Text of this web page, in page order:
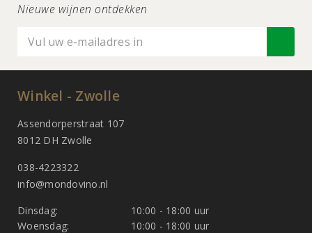
Nieuwe wijnen ontdekken
Winkel - Zwolle
Assendorperstraat 107
8012 DH Zwolle
038-4223322
info@mondovino.nl
Dinsdag:
10:00 - 18:00 uur
Woensdag:
10:00 - 18:00 uur